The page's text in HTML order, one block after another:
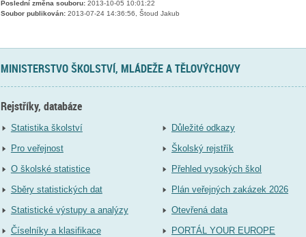
Poslední změna souboru:2013-10-05 10:01:22
Soubor publikován:2013-07-24 14:36:56, Štoud Jakub
MINISTERSTVO ŠKOLSTVÍ, MLÁDEŽE A TĚLOVÝCHOVY
Rejstříky, databáze
Statistika školství
Pro veřejnost
O školské statistice
Sběry statistických dat
Statistické výstupy a analýzy
Číselníky a klasifikace
Důležité odkazy
Školský rejstřík
Přehled vysokých škol
Plán veřejných zakázek 2026
Otevřená data
PORTÁL YOUR EUROPE